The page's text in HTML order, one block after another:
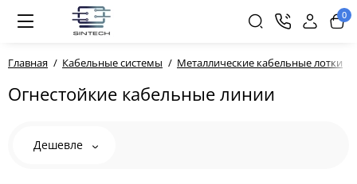
0
Главная Кабельные системы Металлические кабельные лотки
Огнестойкие кабельные линии
Дешевле